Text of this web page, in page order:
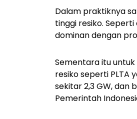
Dalam praktiknya
tinggi resiko.
dominan dengan
Sementara itu untuk
resiko seperti PLTA
sekitar 2,3 GW, dan
Pemerintah